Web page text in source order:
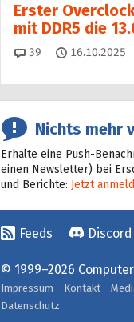
Erster
mit DDR5 die
39 Kommentare
16.10.2025
Nichts mehr
Erhalte eine Push-
einen Newsletter) bei
und Berichte: Jetzt
Feeds Discord
© 1999–2026
Impressum Kontakt
Datenschutz